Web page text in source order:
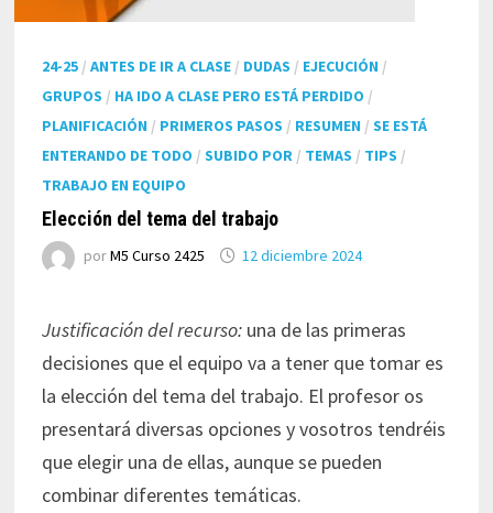
24-25 /ANTES DE IR A CLASE / DUDAS / EJECUCIÓN /
GRUPOS / HA IDO A CLASE PERO ESTÁ PERDIDO /
PLANIFICACIÓN / PRIMEROS PASOS / RESUMEN /SE ESTÁ
ENTERANDO DE TODO /SUBIDO POR / TEMAS / TIPS /
TRABAJO EN EQUIPO
Elección del tema del trabajo
porM5 Curso 2425 12 diciembre 2024
Justificación del recurso: una de las primeras
decisiones que el equipo va a tener que tomar es
la elección del tema del trabajo. El profesor os
presentará diversas opciones y vosotros tendréis
que elegir una de ellas, aunque se pueden
combinar diferentes temáticas.